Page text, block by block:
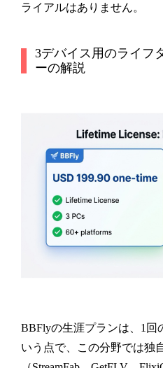
ライアルはありません。
3デバイス用のライフ
ーの解説
BBFlyの生涯プランは、1回
いう点で、この分野では独